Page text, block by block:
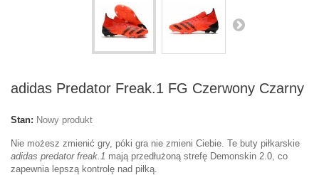
adidas Predator Freak.1 FG Czerwony Czarny
Stan: Nowy produkt
Nie możesz zmienić gry, póki gra nie zmieni Ciebie. Te buty piłkarskie
adidas predator freak.1 mają przedłużoną strefę Demonskin 2.0, co
zapewnia lepszą kontrolę nad piłką.